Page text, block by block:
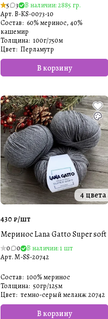
5 3
В наличии: 2885 гр.
Арт. B-KS-0073-10
В корзину
Состав: 60% меринос, 40%
кашемир
Толщина: 100г/750м
Цвет: Перламутр
4 цвета
430 ₽/шт
Меринос Lana Gatto Super soft
0 0
В наличии: 1 шт
Арт. M-SS-20742
В корзину
Состав: 100% меринос
Толщина: 50гр/125м
Цвет: темно-серый меланж 20742